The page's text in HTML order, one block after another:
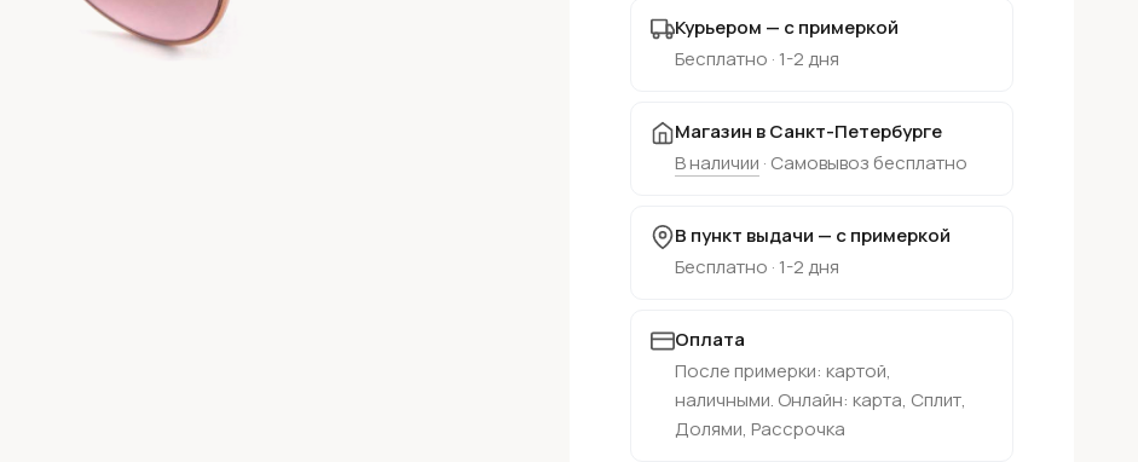
Курьером — с примеркой
Бесплатно · 1-2 дня
Магазин в Санкт-Петербурге
В наличии · Самовывоз бесплатно
В пункт выдачи — с примеркой
Бесплатно · 1-2 дня
Оплата
После примерки: картой,
наличными. Онлайн: карта, Сплит,
Долями, Рассрочка